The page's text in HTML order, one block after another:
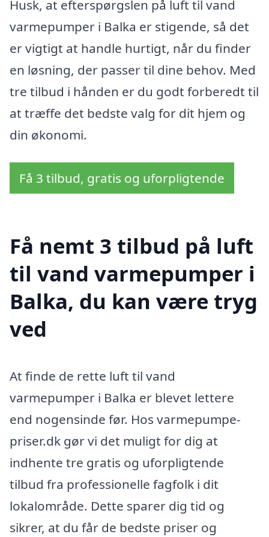
Husk, at efterspørgslen på luft til vand
varmepumper i Balka er stigende, så det
er vigtigt at handle hurtigt, når du finder
en løsning, der passer til dine behov. Med
tre tilbud i hånden er du godt forberedt til
at træffe det bedste valg for dit hjem og
din økonomi.
Få 3 tilbud, gratis og uforpligtende
Få nemt 3 tilbud på luft
til vand varmepumper i
Balka, du kan være tryg
ved
At finde de rette luft til vand
varmepumper i Balka er blevet lettere
end nogensinde før. Hos varmepumpe-
priser.dk gør vi det muligt for dig at
indhente tre gratis og uforpligtende
tilbud fra professionelle fagfolk i dit
lokalområde. Dette sparer dig tid og
sikrer, at du får de bedste priser og